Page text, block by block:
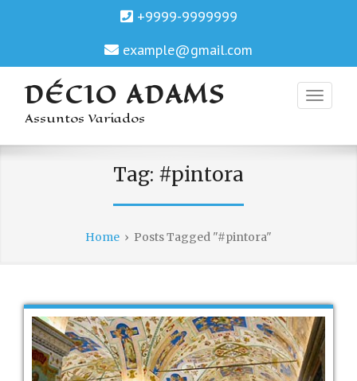
+9999-9999999
example@gmail.com
DÉCIO ADAMS
Assuntos Variados
Tag: #pintora
Home › Posts Tagged "#pintora"